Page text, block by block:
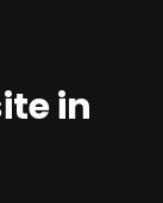
in